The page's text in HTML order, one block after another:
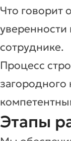
Что говорит
сотруднике.
Процесс
загородного
Этапы